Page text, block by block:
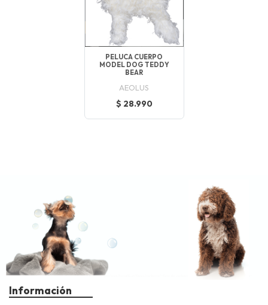
PELUCA CUERPO
MODEL DOG TEDDY
BEAR
AEOLUS
$ 28.990
Información